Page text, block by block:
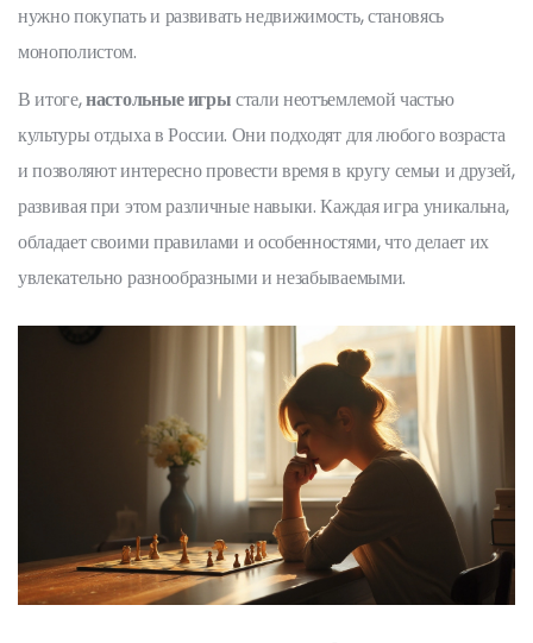
нужно покупать и развивать недвижимость, становясь
монополистом.
В итоге,настольные игрыстали неотъемлемой частью
культуры отдыха в России. Они подходят для любого возраста
и позволяют интересно провести время в кругу семьи и друзей,
развивая при этом различные навыки. Каждая игра уникальна,
обладает своими правилами и особенностями, что делает их
увлекательно разнообразными и незабываемыми.